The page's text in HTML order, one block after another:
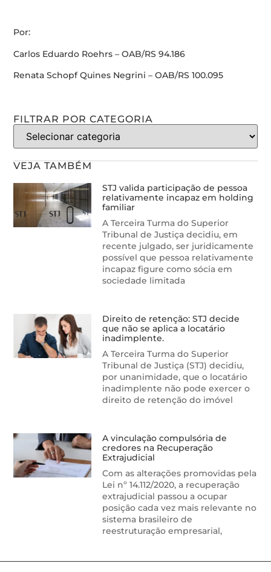
Por:
Carlos Eduardo Roehrs – OAB/RS 94.186
Renata Schopf Quines Negrini – OAB/RS 100.095
FILTRAR POR CATEGORIA
VEJA TAMBÉM
STJ valida participação de pessoa
relativamente incapaz em holding
familiar
A Terceira Turma do Superior
Tribunal de Justiça decidiu, em
recente julgado, ser juridicamente
possível que pessoa relativamente
incapaz figure como sócia em
sociedade limitada
Direito de retenção: STJ decide
que não se aplica a locatário
inadimplente.
A Terceira Turma do Superior
Tribunal de Justiça (STJ) decidiu,
por unanimidade, que o locatário
inadimplente não pode exercer o
direito de retenção do imóvel
A vinculação compulsória de
credores na Recuperação
Extrajudicial
Com as alterações promovidas pela
Lei nº 14.112/2020, a recuperação
extrajudicial passou a ocupar
posição cada vez mais relevante no
sistema brasileiro de
reestruturação empresarial,